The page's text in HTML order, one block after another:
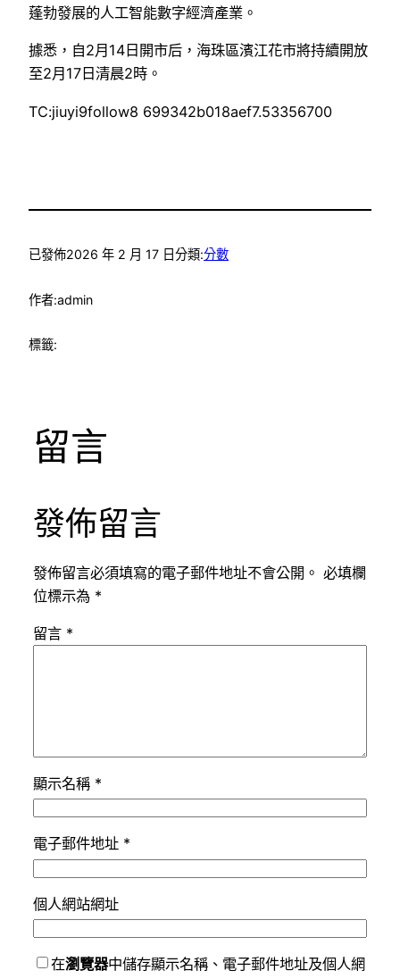
蓬勃發展的人工智能數字經濟產業。
據悉，自2月14日開市后，海珠區濱江花市將持續開放
至2月17日清晨2時。
TC:jiuyi9follow8 699342b018aef7.53356700
已發佈2026 年 2 月 17 日分類:分數
作者:admin
標籤:
留言
發佈留言
發佈留言必須填寫的電子郵件地址不會公開。 必填欄
位標示為 *
留言 *
顯示名稱 *
電子郵件地址 *
個人網站網址
在瀏覽器中儲存顯示名稱、電子郵件地址及個人網